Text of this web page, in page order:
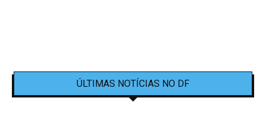
ÚLTIMAS NOTÍCIAS NO DF